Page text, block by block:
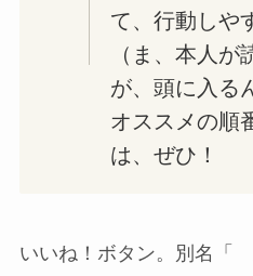
て、行動しや
（ま、本人
が、頭に入る
オススメの順
は、ぜひ！
いいね！ボタン。別名